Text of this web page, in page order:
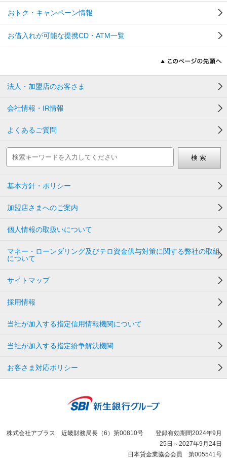
おトク・キャンペーン情報
お借入れが可能な提携CD・ATM一覧
法人・加盟店のお客さま
会社情報・IR情報
よくあるご質問
基本方針・ポリシー
加盟店さまへのご案内
個人情報の取扱いについて
マネー・ローンダリング及びテロ資金供与対策に関する弊社の取組
について
サイトマップ
採用情報
当社が加入する指定信用情報機関について
当社が加入する指定紛争解決機関
お客さま対応ポリシー
株式会社アプラス 近畿財務局長（6）第00810号 登録有効期間2024年9月
25日～2027年9月24日
日本貸金業協会会員 第005541号